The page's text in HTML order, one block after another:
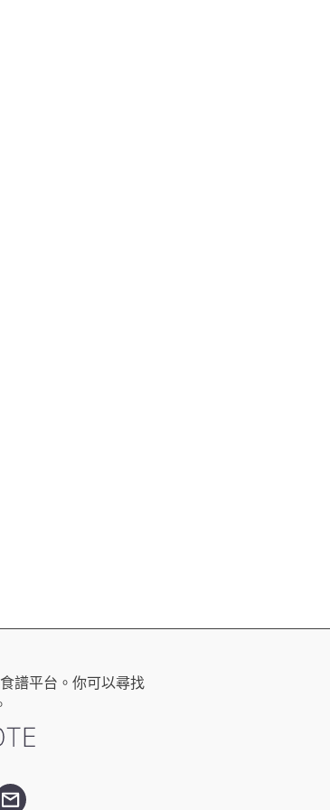
譜平台。你可以尋找